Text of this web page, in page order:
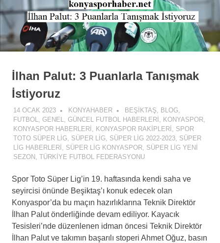
İlhan Palut: 3 Puanlarla Tanışmak
İstiyoruz
14 OCAK 2023 KONYAHABER BEŞIKTAŞ, BLOG,
FUTBOL, GENEL, GÜNCEL FUTBOL HABERLERI , KONYASPOR,
KONYASPOR HABERLERI , KONYASPOR RAKIPLERI , SPOR
TOTO SÜPER LIG, SÜPER LIG, SÜPER LIG 2022-2023, SÜPER
LIG HABERLERI , SÜPER LIG KONYASPOR, SÜPER LIG YENI
SEZON , TÜRKIYE FUTBOL FEDERASYONU
Spor Toto Süper Lig’in 19. haftasında kendi saha ve
seyircisi önünde Beşiktaş’ı konuk edecek olan
Konyaspor’da bu maçın hazırlıklarına Teknik Direktör
İlhan Palut önderliğinde devam ediliyor. Kayacık
Tesisleri’nde düzenlenen idman öncesi Teknik Direktör
İlhan Palut ve takımın başarılı stoperi Ahmet Oğuz, basın